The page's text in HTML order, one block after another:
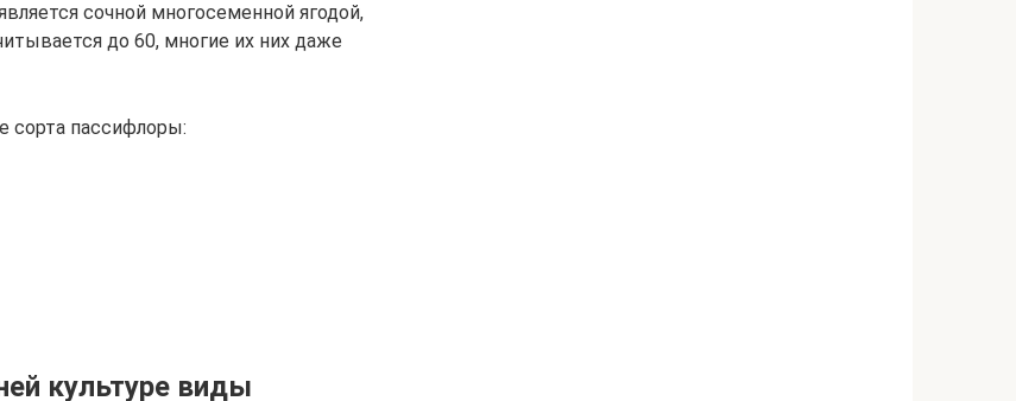
сочной многосеменной ягодой,
до 60, многие их них даже
сорта пассифлоры:
культуре виды